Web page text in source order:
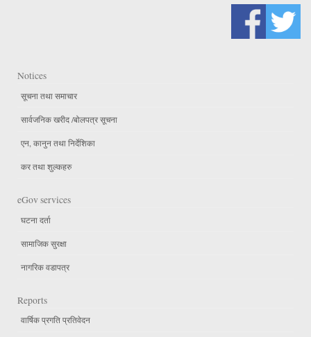
Notices
सूचना तथा समाचार
सार्वजनिक खरीद /बोलपत्र सूचना
एन, कानुन तथा निर्देशिका
कर तथा शुल्कहरु
eGov services
घटना दर्ता
सामाजिक सुरक्षा
नागरिक वडापत्र
Reports
वार्षिक प्रगति प्रतिवेदन